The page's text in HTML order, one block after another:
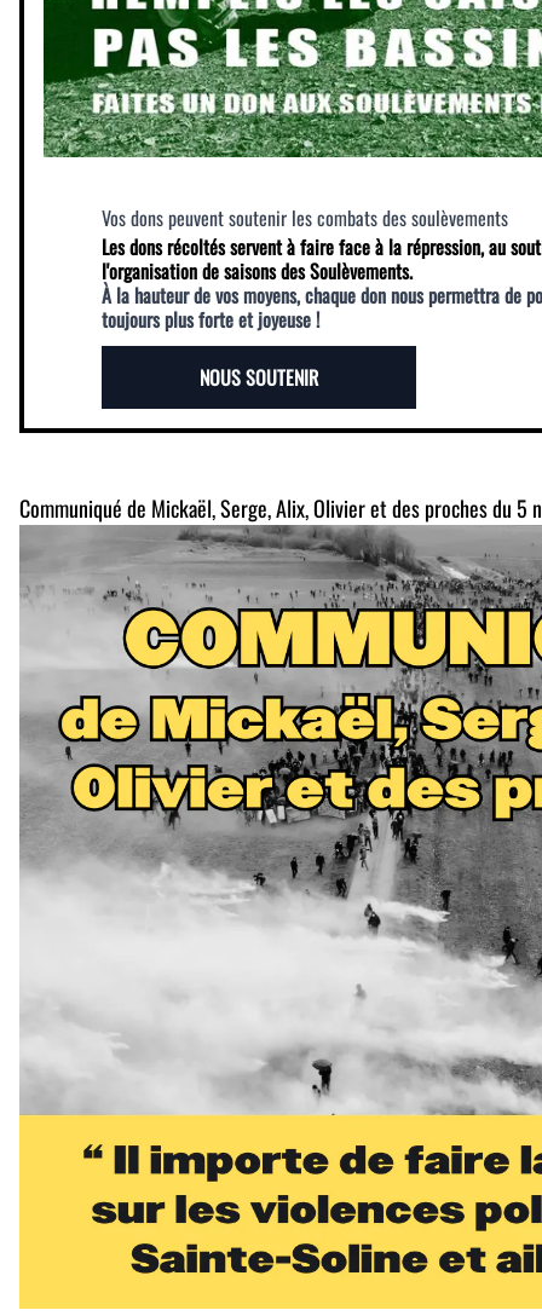
Vos dons peuvent soutenir les combats des soulèvements
Les dons récoltés servent à faire face à la répression, au
l'organisation de saisons des Soulèvements.
À la hauteur de vos moyens, chaque don nous permettra de
toujours plus forte et joyeuse !
NOUS SOUTENIR
Communiqué de Mickaël, Serge, Alix, Olivier et des proches du 5